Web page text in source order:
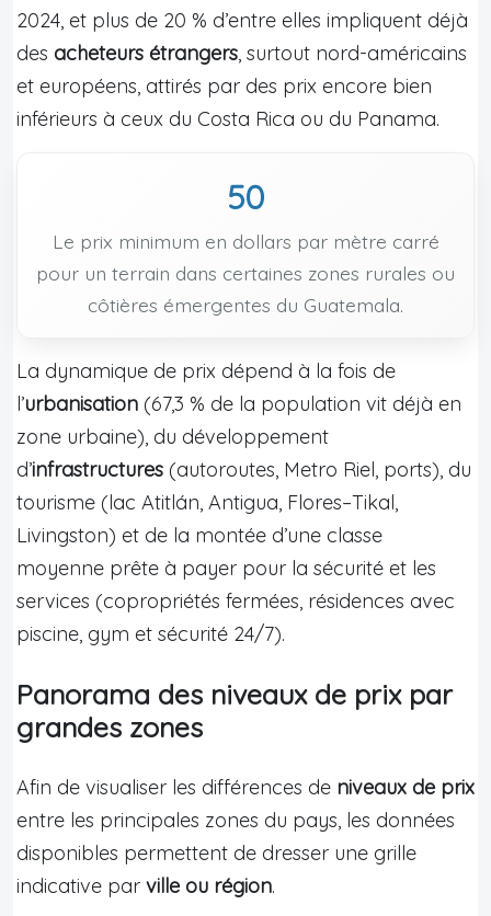
2024, et plus de 20 % d’entre elles impliquent déjà
des acheteurs étrangers, surtout nord-américains
et européens, attirés par des prix encore bien
inférieurs à ceux du Costa Rica ou du Panama.
50
Le prix minimum en dollars par mètre carré
pour un terrain dans certaines zones rurales ou
côtières émergentes du Guatemala.
La dynamique de prix dépend à la fois de
l’urbanisation (67,3 % de la population vit déjà en
zone urbaine), du développement
d’infrastructures (autoroutes, Metro Riel, ports), du
tourisme (lac Atitlán, Antigua, Flores–Tikal,
Livingston) et de la montée d’une classe
moyenne prête à payer pour la sécurité et les
services (copropriétés fermées, résidences avec
piscine, gym et sécurité 24/7).
Panorama des niveaux de prix par
grandes zones
Afin de visualiser les différences de niveaux de prix
entre les principales zones du pays, les données
disponibles permettent de dresser une grille
indicative par ville ou région.